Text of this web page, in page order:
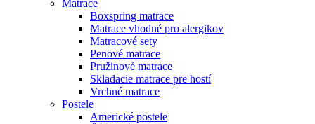
Matrace
Boxspring matrace
Matrace vhodné pro alergikov
Matracové sety
Penové matrace
Pružinové matrace
Skladacie matrace pre hostí
Vrchné matrace
Postele
Americké postele